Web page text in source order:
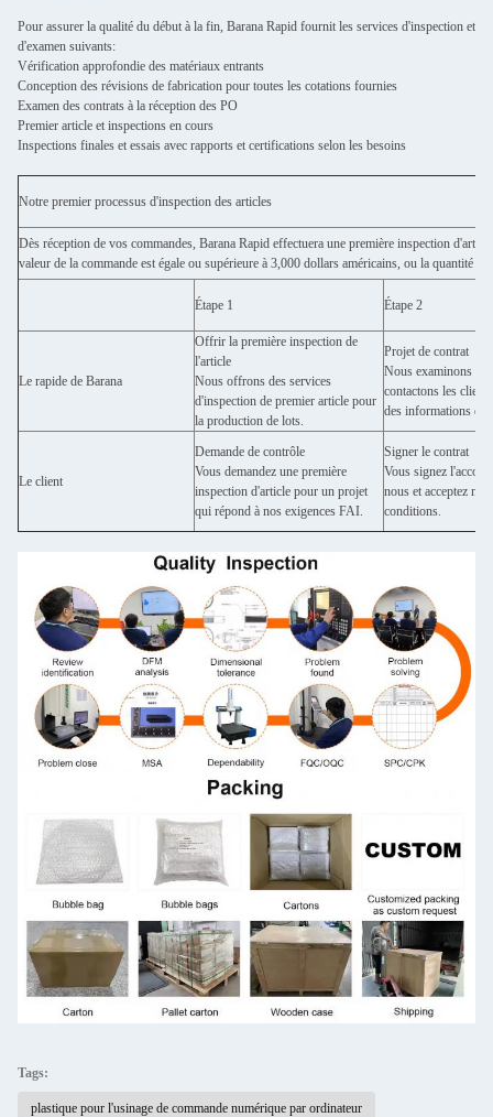
Pour assurer la qualité du début à la fin, Barana Rapid fournit les services d'inspection et
d'examen suivants:
Vérification approfondie des matériaux entrants
Conception des révisions de fabrication pour toutes les cotations fournies
Examen des contrats à la réception des PO
Premier article et inspections en cours
Inspections finales et essais avec rapports et certifications selon les besoins
Notre premier processus d'inspection des articles
Dès réception de vos commandes, Barana Rapid effectuera une première inspection
valeur de la commande est égale ou supérieure à 3,000 dollars américains, ou la quantité
Étape 1 Étape 2
Le rapide de Barana
Offrir la première inspection de
l'article
Nous offrons des services
d'inspection de premier article pour
la production de lots.
Projet de contrat
Nous examinons le
contactons les
des informations
Le client
Demande de contrôle
Vous demandez une première
inspection d'article pour un projet
qui répond à nos exigences FAI.
Signer le contrat
Vous signez
nous et acceptez nos
conditions.
Tags:
plastique pour l'usinage de commande numérique par ordinateur